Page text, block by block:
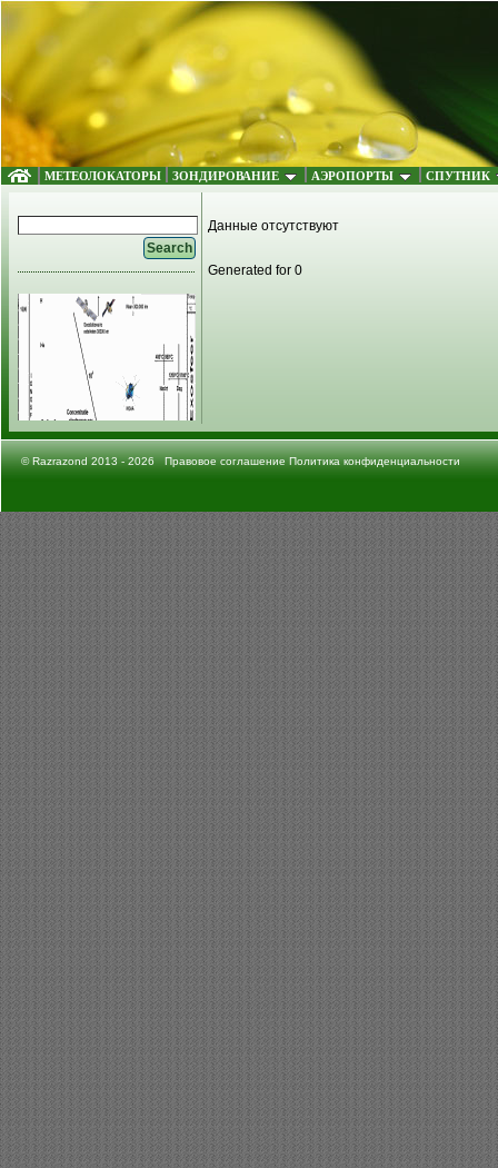
МЕТЕОЛОКАТОРЫ ЗОНДИРОВАНИЕ АЭРОПОРТЫ СПУТНИК
Данные отсутствуют
Generated for 0
©Razrazond2013 - 2026Правовое соглашение Политика конфиденциальности